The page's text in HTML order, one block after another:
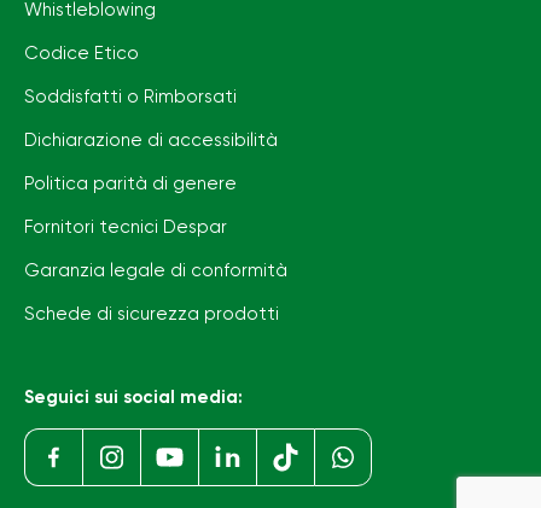
Whistleblowing
Codice Etico
Soddisfatti o Rimborsati
Dichiarazione di accessibilità
Politica parità di genere
Fornitori tecnici Despar
Garanzia legale di conformità
Schede di sicurezza prodotti
Seguici sui social media: